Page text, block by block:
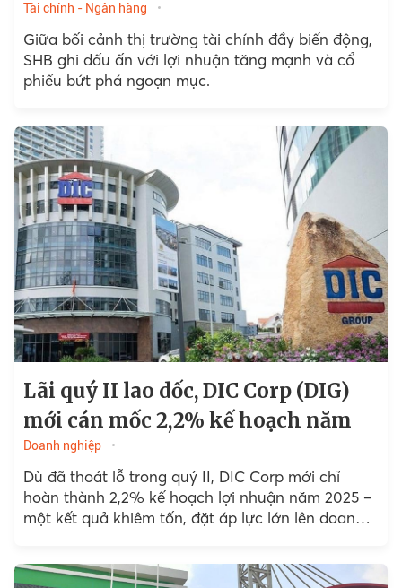
Tài chính - Ngân hàng
Giữa bối cảnh thị trường tài chính đầy biến động,
SHB ghi dấu ấn với lợi nhuận tăng mạnh và cổ
phiếu bứt phá ngoạn mục.
Lãi quý II lao dốc, DIC Corp (DIG)
mới cán mốc 2,2% kế hoạch năm
Doanh nghiệp
Dù đã thoát lỗ trong quý II, DIC Corp mới chỉ
hoàn thành 2,2% kế hoạch lợi nhuận năm 2025 –
một kết quả khiêm tốn, đặt áp lực lớn lên doanh